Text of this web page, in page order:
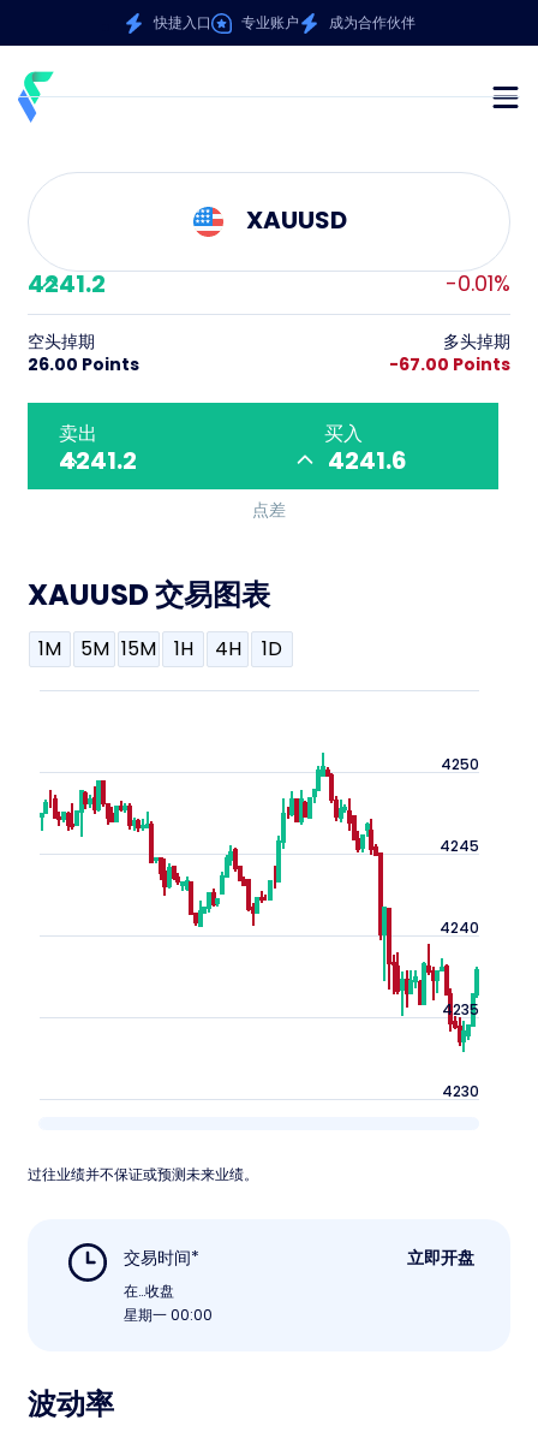
快捷入口 专业账户 成为合作伙伴
XAUUSD
4241.2
-0.01%
空头掉期
26.00 Points
多头掉期
-67.00 Points
卖出
4241.2
买入
4241.6
点差
XAUUSD 交易图表
1M 5M 15M 1H 4H 1D
4230
4235
4240
4245
4250
过往业绩并不保证或预测未来业绩。
交易时间* 立即开盘
在…收盘
星期一 00:00
波动率